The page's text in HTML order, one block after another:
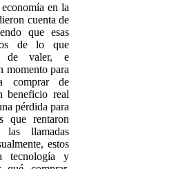
en la
cuenta de
que esas
de lo que
de valer, e
momento para
comprar de
beneficio real
pérdida para
que rentaron
las llamadas
estos
tecnología y